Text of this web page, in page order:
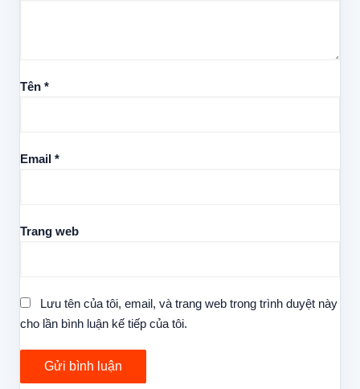
Tên *
Email *
Trang web
Lưu tên của tôi, email, và trang web trong trình duyệt này
cho lần bình luận kế tiếp của tôi.